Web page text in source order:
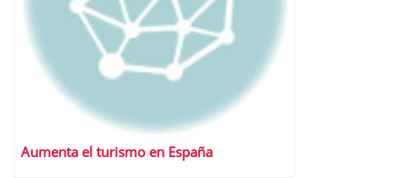
Aumenta el turismo en España